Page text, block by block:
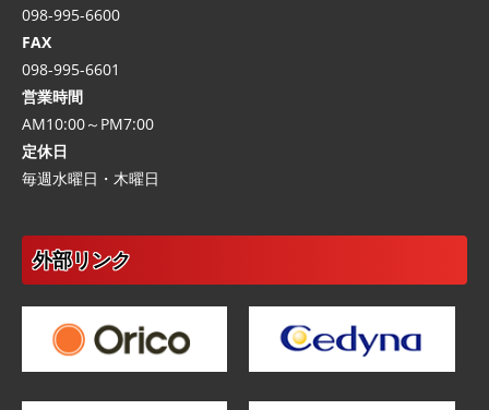
098-995-6600
FAX
098-995-6601
営業時間
AM10:00～PM7:00
定休日
毎週水曜日・木曜日
外部リンク